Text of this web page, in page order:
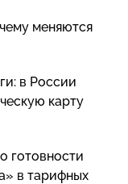
меняются
в России
карту
готовности
в тарифных